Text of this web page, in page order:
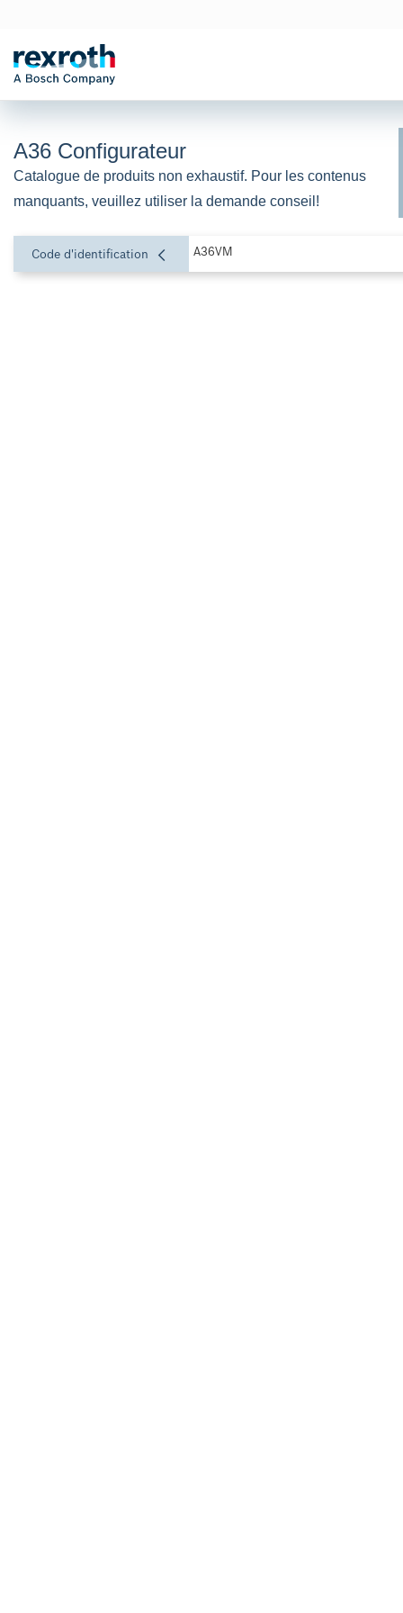
A36 Configurateur
Catalogue de produits non exhaustif. Pour les contenus
manquants, veuillez utiliser la demande conseil!
Code d'identification A36VM